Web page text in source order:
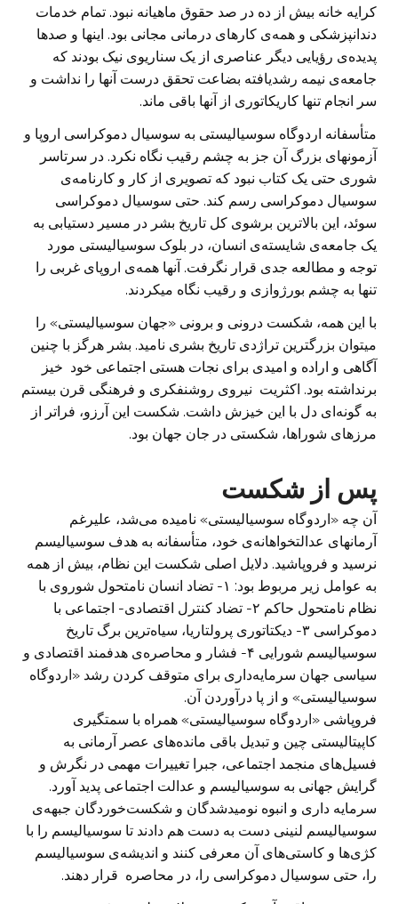
کرایه خانه بیش از ده در صد حقوق ماهیانه نبود. تمام خدمات
دندانپزشکی و همه‌ی کارهای درمانی مجانی بود. اینها و صدها
پدیده‌ی رؤیایی دیگر عناصری از یک سناریوی نیک بودند که
جامعه‌ی نیمه رشدیافته بضاعت تحقق درست آنها را نداشت و
سر انجام تنها کاریکاتوری از آنها باقی ماند.
متأسفانه اردوگاه سوسیالیستی به سوسیال دموکراسی اروپا و
آزمونهای بزرگ آن جز به چشم رقیب نگاه نکرد. در سرتاسر
شوری حتی یک کتاب نبود که تصویری از کار و کارنامه‌ی
سوسیال دموکراسی رسم کند. حتی سوسیال دموکراسی
سوئد، این بالاترین برشوی کل تاریخ بشر در مسیر دستیابی به
یک جامعه‌ی شایسته‌ی انسان، در بلوک سوسیالیستی مورد
توجه و مطالعه جدی قرار نگرفت. آنها همه‌ی اروپای غربی را
تنها به چشم بورژوازی و رقیب نگاه میکردند.
با این همه، شکست درونی و برونی «جهان سوسیالیستی» را
میتوان بزرگترین تراژدی تاریخ بشری نامید. بشر هرگز با چنین
آگاهی و اراده‌ و امیدی برای نجات هستی اجتماعی خود خیز
برنداشته بود. اکثریت نیروی روشنفکری و فرهنگی قرن بیستم
به گونه‌ای دل با این خیزش داشت. شکست این آرزو، فراتر از
مرزهای شوراها، شکستی در جان جهان بود.
پس از شکست
آن چه «اردوگاه سوسیالیستی» نامیده می‌شد، علیرغم
آرمانهای عدالتخواهانه‌ی خود، متأسفانه به هدف سوسیالیسم
نرسید و فروپاشید. دلایل اصلی شکست این نظام، بیش از همه
به عوامل زیر مربوط بود: ۱- تضاد انسان نامتحول شوروی با
نظام نامتحول حاکم ۲- تضاد کنترل اقتصادی- اجتماعی با
دموکراسی ۳- دیکتاتوری پرولتاریا، سیاه‌ترین برگ تاریخ
سوسیالیسم شورایی ۴- فشار و محاصره‌ی هدفمند اقتصادی و
سیاسی جهان سرمایه‌داری برای متوقف کردن رشد «اردوگاه
سوسیالیستی» و از پا درآوردن آن.
فروپاشی «اردوگاه سوسیالیستی» همراه با سمتگیری
کاپیتالیستی چین و تبدیل باقی مانده‌های عصر آرمانی به
فسیل‌های منجمد اجتماعی، جبرا تغییرات مهمی در نگرش و
گرایش جهانی به سوسیالیسم و عدالت اجتماعی پدید آورد.
سرمایه داری و انبوه نومیدشدگان و شکست‌خوردگان جبهه‌ی
سوسیالیسم لنینی دست به دست هم دادند تا سوسیالیسم را با
کژی‌ها و کاستی‌های آن معرفی کنند و اندیشه‌ی سوسیالیسم
را، حتی سوسیال دموکراسی را، در محاصره قرار دهند.